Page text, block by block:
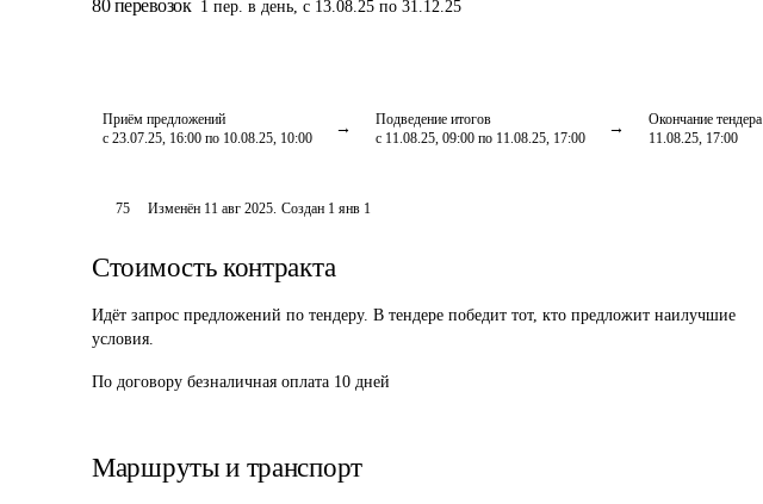
80 перевозок 1 пер. в день, с 13.08.25 по 31.12.25
Приём предложений
с 23.07.25, 16:00 по 10.08.25, 10:00
Подведение итогов
с 11.08.25, 09:00 по 11.08.25, 17:00
Окончание тендера
11.08.25, 17:00
75 Изменён 11 авг 2025. Создан 1 янв 1
Стоимость контракта
Идёт запрос предложений по тендеру. В тендере победит тот, кто предложит наилучшие
условия.
По договору безналичная оплата 10 дней
Маршруты и транспорт